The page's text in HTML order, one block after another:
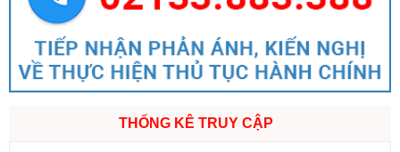
THỐNG KÊ TRUY CẬP